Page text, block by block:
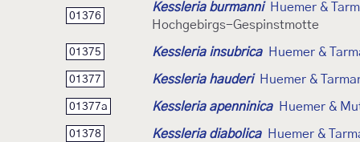
01376
Kessleria burmanni
Huemer &
Hochgebirgs-Gespinstmotte
01375 Kessleria insubrica Huemer &
01377 Kessleria hauderi Huemer &
01377a Kessleria apenninica Huemer &
01378 Kessleria diabolica Huemer &